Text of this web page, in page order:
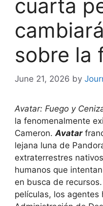
cuarta
sobre la
June 21, 2026 by
Avatar: Fuego y
la fenomenalmente
Cameron. Avatar
lejana luna de
extraterrestres
humanos que
en busca de
películas, los agentes